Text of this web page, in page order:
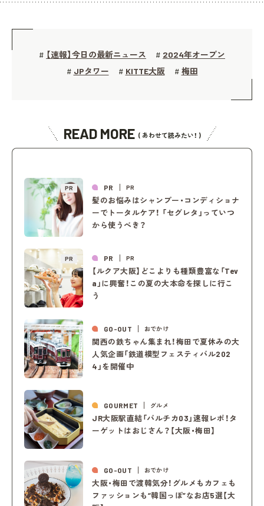
# 【速報】今日の最新ニュース # 2024年オープン
# JPタワー # KITTE大阪 # 梅田
READ MORE ( あわせて読みたい！ )
PR PR PR
髪のお悩みはシャンプー・コンディショナ
ーでトータルケア！ 「セグレタ」っていつ
から使うべき？
PR PR PR
【ルクア大阪】どこよりも種類豊富な「Tev
a」に興奮！この夏の大本命を探しに行こ
う
GO-OUT おでかけ
関西の鉄ちゃん集まれ！梅田で夏休みの大
人気企画「鉄道模型フェスティバル202
4」を開催中
GOURMET グルメ
JR大阪駅直結「バルチカ03」速報レポ！タ
ーゲットはおじさん？【大阪・梅田】
GO-OUT おでかけ
大阪・梅田で渡韓気分！グルメもカフェも
ファッションも“韓国っぽ”なお店5選【大